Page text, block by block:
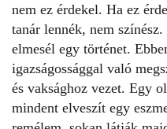
nem ez érdekel. Ha ez
tanár lennék, nem
elmesél egy történet.
igazságossággal való
és vaksághoz vezet. Egy
mindent elveszít egy